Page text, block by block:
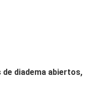
de diadema abiertos,